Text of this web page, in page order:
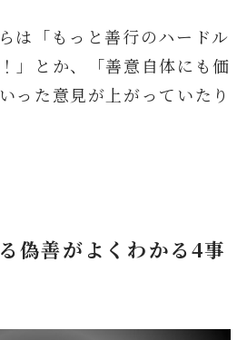
は「もっと善行のハードル
」とか、「善意自体にも価
った意見が上がっていたり
偽善がよくわかる4事